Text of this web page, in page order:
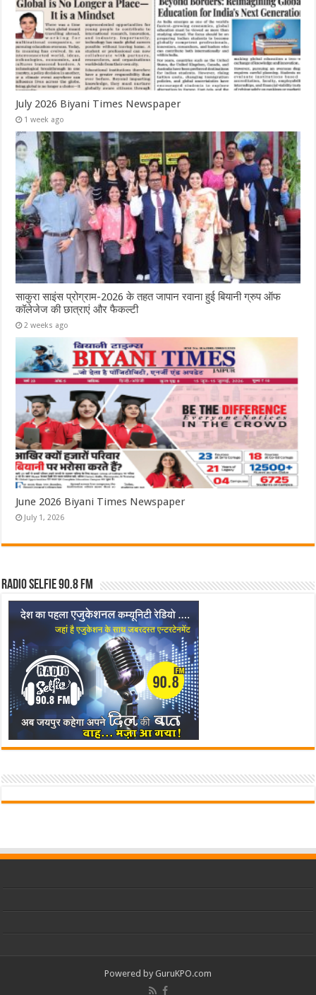
July 2026 Biyani Times Newspaper
1 week ago
साकुरा साइंस प्रोग्राम-2026 के तहत जापान रवाना हुई बियानी ग्रुप ऑफ
कॉलेजेज की छात्राएं और फैकल्टी
2 weeks ago
June 2026 Biyani Times Newspaper
July 1, 2026
Radio Selfie 90.8 FM
Powered by GuruKPO.com